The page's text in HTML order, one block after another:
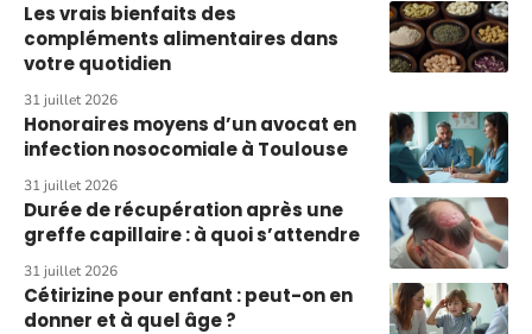
Les vrais bienfaits des
compléments alimentaires dans
votre quotidien
31 juillet 2026
Honoraires moyens d’un avocat en
infection nosocomiale à Toulouse
31 juillet 2026
Durée de récupération après une
greffe capillaire : à quoi s’attendre
31 juillet 2026
Cétirizine pour enfant : peut-on en
donner et à quel âge ?